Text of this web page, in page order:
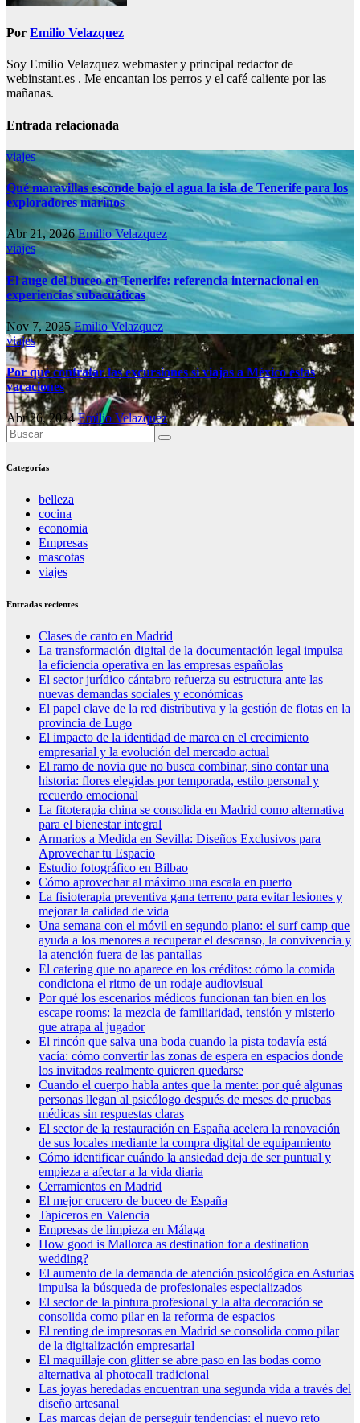
Por Emilio Velazquez
Soy Emilio Velazquez webmaster y principal redactor de
webinstant.es . Me encantan los perros y el café caliente por las
mañanas.
Entrada relacionada
viajes
Qué maravillas esconde bajo el agua la isla de Tenerife para los
exploradores marinos
Abr 21, 2026Emilio Velazquez
viajes
El auge del buceo en Tenerife: referencia internacional en
experiencias subacuáticas
Nov 7, 2025Emilio Velazquez
viajes
Por qué contratar las excursiones si viajas a México estas
vacaciones
Abr 26, 2024Emilio Velazquez
Categorías
belleza
cocina
economia
Empresas
mascotas
viajes
Entradas recientes
Clases de canto en Madrid
La transformación digital de la documentación legal impulsa
la eficiencia operativa en las empresas españolas
El sector jurídico cántabro refuerza su estructura ante las
nuevas demandas sociales y económicas
El papel clave de la red distributiva y la gestión de flotas en la
provincia de Lugo
El impacto de la identidad de marca en el crecimiento
empresarial y la evolución del mercado actual
El ramo de novia que no busca combinar, sino contar una
historia: flores elegidas por temporada, estilo personal y
recuerdo emocional
La fitoterapia china se consolida en Madrid como alternativa
para el bienestar integral
Armarios a Medida en Sevilla: Diseños Exclusivos para
Aprovechar tu Espacio
Estudio fotográfico en Bilbao
Cómo aprovechar al máximo una escala en puerto
La fisioterapia preventiva gana terreno para evitar lesiones y
mejorar la calidad de vida
Una semana con el móvil en segundo plano: el surf camp que
ayuda a los menores a recuperar el descanso, la convivencia y
la atención fuera de las pantallas
El catering que no aparece en los créditos: cómo la comida
condiciona el ritmo de un rodaje audiovisual
Por qué los escenarios médicos funcionan tan bien en los
escape rooms: la mezcla de familiaridad, tensión y misterio
que atrapa al jugador
El rincón que salva una boda cuando la pista todavía está
vacía: cómo convertir las zonas de espera en espacios donde
los invitados realmente quieren quedarse
Cuando el cuerpo habla antes que la mente: por qué algunas
personas llegan al psicólogo después de meses de pruebas
médicas sin respuestas claras
El sector de la restauración en España acelera la renovación
de sus locales mediante la compra digital de equipamiento
Cómo identificar cuándo la ansiedad deja de ser puntual y
empieza a afectar a la vida diaria
Cerramientos en Madrid
El mejor crucero de buceo de España
Tapiceros en Valencia
Empresas de limpieza en Málaga
How good is Mallorca as destination for a destination
wedding?
El aumento de la demanda de atención psicológica en Asturias
impulsa la búsqueda de profesionales especializados
El sector de la pintura profesional y la alta decoración se
consolida como pilar en la reforma de espacios
El renting de impresoras en Madrid se consolida como pilar
de la digitalización empresarial
El maquillaje con glitter se abre paso en las bodas como
alternativa al photocall tradicional
Las joyas heredadas encuentran una segunda vida a través del
diseño artesanal
Las marcas dejan de perseguir tendencias: el nuevo reto